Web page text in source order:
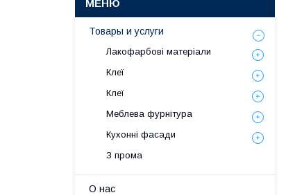
Товары и услуги
Лакофарбові матеріали
Клеї
Клеї
Меблева фурнітура
Кухонні фасади
З прома
О нас